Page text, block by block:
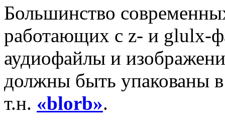
Большинство
работающих с z- и glulx-
аудиофайлы и
должны быть упакованы
т.н. «blorb».